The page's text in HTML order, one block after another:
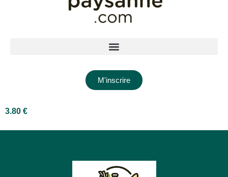
M'inscrire
3.80 €